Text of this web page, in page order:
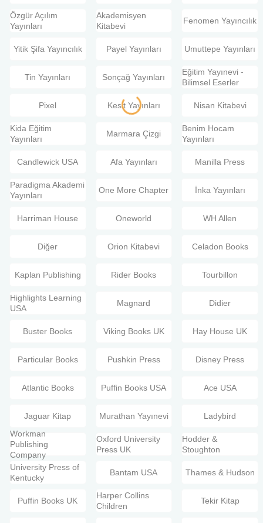
Özgür Açılım
Yayınları
Akademisyen
Kitabevi
Fenomen Yayıncılık
Yitik Şifa Yayıncılık Payel Yayınları Umuttepe Yayınları
Tin Yayınları Sonçağ Yayınları
Eğitim Yayınevi -
Bilimsel Eserler
Pixel Kesit Yayınları Nisan Kitabevi
Kida Eğitim
Yayınları
Marmara Çizgi
Benim Hocam
Yayınları
Candlewick USA Afa Yayınları Manilla Press
Paradigma Akademi
Yayınları
One More Chapter İnka Yayınları
Harriman House Oneworld WH Allen
Diğer Orion Kitabevi Celadon Books
Kaplan Publishing Rider Books Tourbillon
Highlights Learning
USA
Magnard Didier
Buster Books Viking Books UK Hay House UK
Particular Books Pushkin Press Disney Press
Atlantic Books Puffin Books USA Ace USA
Jaguar Kitap Murathan Yayınevi
Ladybird
Workman
Publishing
Company
Oxford University
Press UK
Hodder &
Stoughton
University Press of
Kentucky
Bantam USA Thames & Hudson
Puffin Books UK
Harper Collins
Children
Tekir Kitap